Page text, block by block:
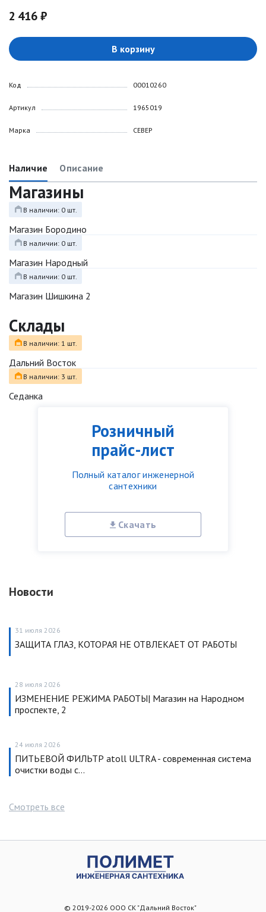
Розничный
прайс-лист
Полный каталог инженерной
сантехники
Скачать
Новости
31 июля 2026
ЗАЩИТА ГЛАЗ, КОТОРАЯ НЕ ОТВЛЕКАЕТ ОТ РАБОТЫ
28 июля 2026
ИЗМЕНЕНИЕ РЕЖИМА РАБОТЫ| Магазин на Народном
проспекте, 2
24 июля 2026
ПИТЬЕВОЙ ФИЛЬТР atoll ULTRA - современная система
очистки воды с…
Смотреть все
2 416 ₽
В корзину
Код
Артикул
Марка
00010260
1965019
СЕВЕР
Наличие Описание
Магазины
В наличии: 0 шт.
Магазин Бородино
В наличии: 0 шт.
Магазин Народный
В наличии: 0 шт.
Магазин Шишкина 2
Склады
В наличии: 1 шт.
Дальний Восток
В наличии: 3 шт.
Седанка
© 2019-2026 ООО СК "Дальний Восток"